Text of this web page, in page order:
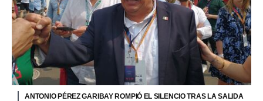
ANTONIO PÉREZ GARIBAY ROMPIÓ EL SILENCIO TRAS LA SALIDA